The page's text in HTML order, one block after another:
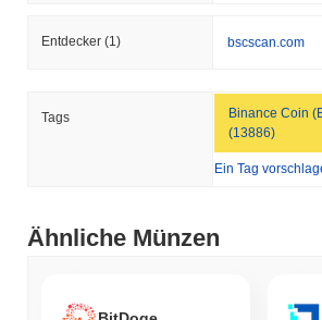
Entdecker (1) bscscan.com
Tags
Binance Coin
(13886)
Ein Tag
Ähnliche Münzen